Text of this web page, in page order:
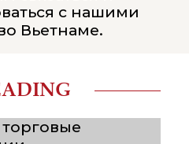
с нашими
Вьетнаме.